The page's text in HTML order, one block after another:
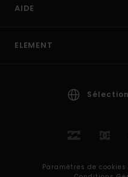
AIDE
ELEMENT
Paramètres de cookies